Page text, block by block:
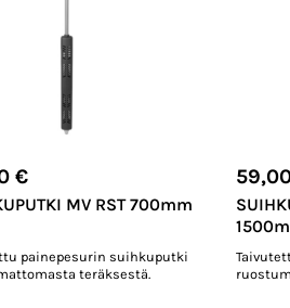
€
MV RST 700mm
painepesurin suihkuputki
teräksestä.